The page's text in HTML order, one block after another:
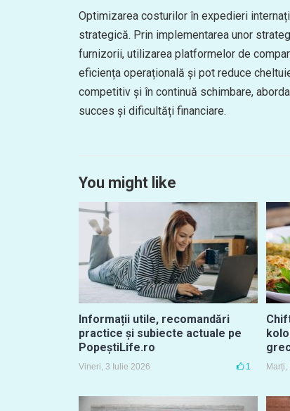
Optimizarea costurilor în expedieri
strategică. Prin implementarea unor
furnizorii, utilizarea platformelor de
eficiența operațională și pot reduce
competitiv și în continuă schimbare,
succes și dificultăți financiare.
You might like
Informații utile, recomandări
practice și subiecte actuale pe
PopeștiLife.ro
Vineri, 3 Iulie 2026 1 Marți,